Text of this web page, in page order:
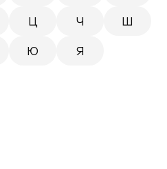
Ц Ч Ш
Ю Я